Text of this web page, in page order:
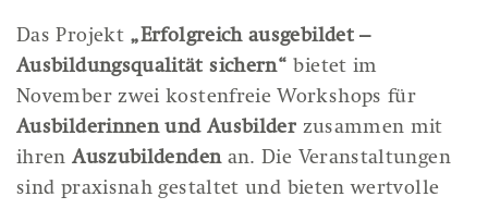
Das Projekt „Erfolgreich ausgebildet –
Ausbildungsqualität sichern“ bietet im
November zwei kostenfreie Workshops für
Ausbilderinnen und Ausbilder zusammen mit
ihren Auszubildendenan. Die Veranstaltungen
sind praxisnah gestaltet und bieten wertvolle